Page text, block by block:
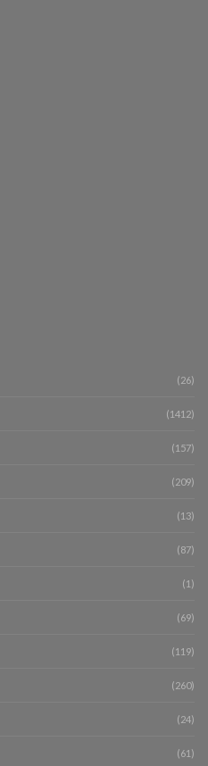
(26)
(1412)
(157)
(209)
(13)
(87)
(1)
(69)
(119)
(260)
(24)
(61)